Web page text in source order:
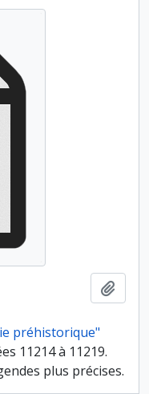
préhistorique"
11214 à 11219.
plus précises.